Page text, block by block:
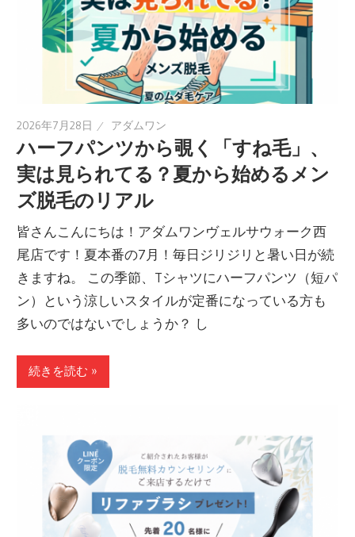
2026年7月28日 アダムワン
ハーフパンツから覗く「すね毛」、
実は見られてる？夏から始めるメン
ズ脱毛のリアル
皆さんこんにちは！アダムワンヴェルサウォーク西
尾店です！夏本番の7月！毎日ジリジリと暑い日が続
きますね。 この季節、Tシャツにハーフパンツ（短パ
ン）という涼しいスタイルが定番になっている方も
多いのではないでしょうか？ し
続きを読む »